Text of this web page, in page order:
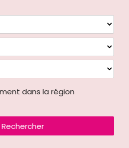
dans la région
Rechercher